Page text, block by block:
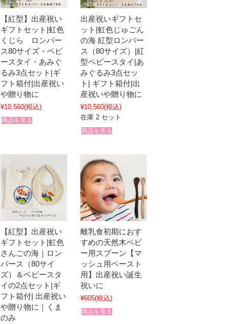
【紅型】出産祝い
ギフトセット|虹色
くじら ロンパー
ス80サイズ・ベビ
ースタイ・あみぐ
るみ3点セット|ギ
フト箱付|出産祝い
や贈り物に
¥10,560(税込)
商品を見る
出産祝いギフトセ
ット|虹色じゅごん
の海 紅型ロンパー
ス（80サイズ）|紅
型ベビースタイ|あ
みぐるみ3点セッ
ト| ギフト箱付|出
産祝いや贈り物に
¥10,560(税込)
在庫 2 セット
商品を見る
【紅型】出産祝い
ギフトセット|虹色
さんごの海｜ロン
パース（80サイ
ズ）＆ベビースタ
イの2点セット|ギ
フト箱付| 出産祝い
や贈り物に｜くま
のみ
離乳食初期におす
すめの天然木ベビ
ー用スプーン【マ
ッシュ用ペースト
用】出産祝い誕生
祝いに
¥605(税込)
商品を見る